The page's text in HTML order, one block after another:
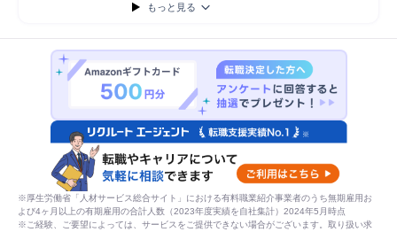
もっと見る
※厚生労働省「人材サービス総合サイト」における有料職業紹介事業者のうち無期雇用お
よび4ヶ月以上の有期雇用の合計人数（2023年度実績を自社集計）2024年5月時点
※ご経験、ご要望によっては、サービスをご提供できない場合がございます。取り扱い求